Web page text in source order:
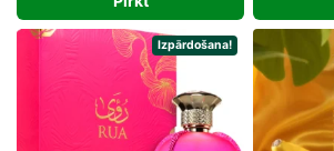
was:
30,00 €.
is:
20,57 €.
Izpārdošana!